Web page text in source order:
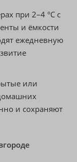
при 2–4 °C с
и ёмкости
ежедневную
или
и сохраняют